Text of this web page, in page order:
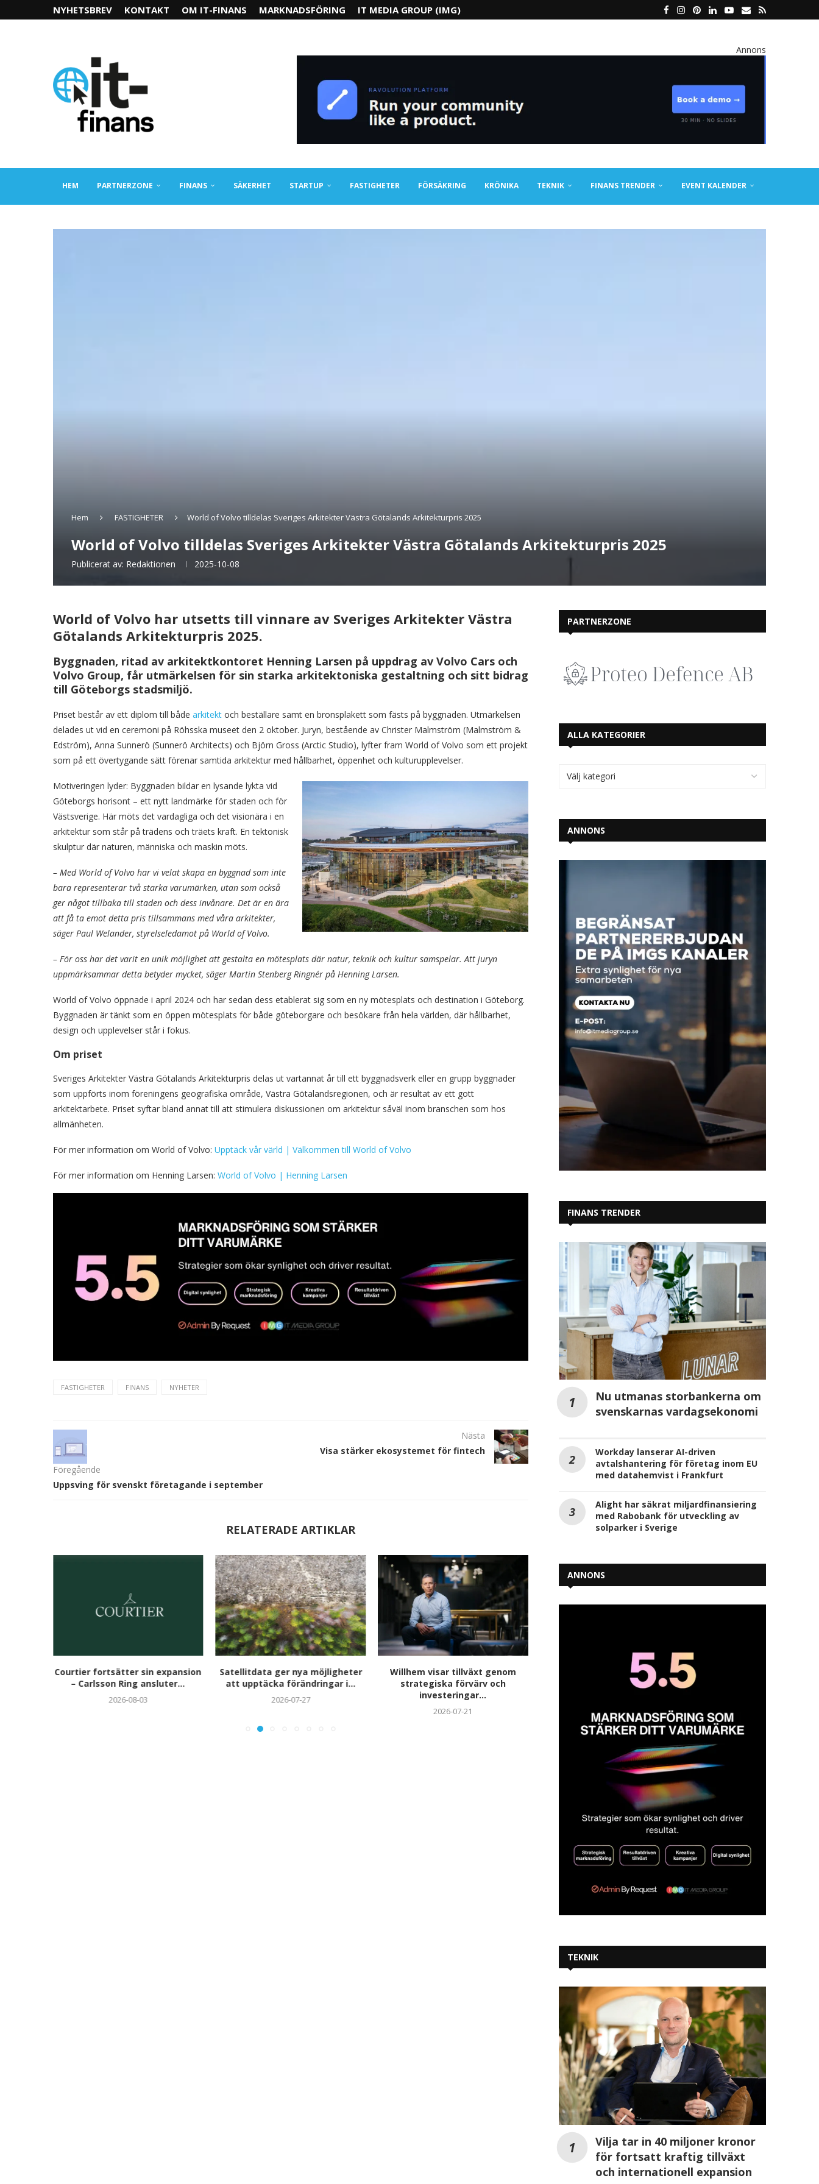
NYHETSBREV KONTAKT OM IT-FINANS MARKNADSFÖRING IT MEDIA GROUP (IMG)
Annons
HEM PARTNERZONE FINANS SÄKERHET STARTUP FASTIGHETER FÖRSÄKRING KRÖNIKA TEKNIK FINANS TRENDER EVENT KALENDER
Hem FASTIGHETER World of Volvo tilldelas Sveriges Arkitekter Västra Götalands Arkitekturpris 2025
World of Volvo tilldelas Sveriges Arkitekter Västra Götalands Arkitekturpris 2025
Publicerat av: Redaktionen 2025-10-08
World of Volvo har utsetts till vinnare av Sveriges Arkitekter Västra
Götalands Arkitekturpris 2025.
Byggnaden, ritad av arkitektkontoret Henning Larsen på uppdrag av Volvo Cars och
Volvo Group, får utmärkelsen för sin starka arkitektoniska gestaltning och sitt bidrag
till Göteborgs stadsmiljö.
Priset består av ett diplom till både arkitekt och beställare samt en bronsplakett som fästs på byggnaden. Utmärkelsen
delades ut vid en ceremoni på Röhsska museet den 2 oktober. Juryn, bestående av Christer Malmström (Malmström &
Edström), Anna Sunnerö (Sunnerö Architects) och Björn Gross (Arctic Studio), lyfter fram World of Volvo som ett projekt
som på ett övertygande sätt förenar samtida arkitektur med hållbarhet, öppenhet och kulturupplevelser.
Motiveringen lyder: Byggnaden bildar en lysande lykta vid
Göteborgs horisont – ett nytt landmärke för staden och för
Västsverige. Här möts det vardagliga och det visionära i en
arkitektur som står på trädens och träets kraft. En tektonisk
skulptur där naturen, människa och maskin möts.
– Med World of Volvo har vi velat skapa en byggnad som inte
bara representerar två starka varumärken, utan som också
ger något tillbaka till staden och dess invånare. Det är en ära
att få ta emot detta pris tillsammans med våra arkitekter,
säger Paul Welander, styrelseledamot på World of Volvo.
– För oss har det varit en unik möjlighet att gestalta en mötesplats där natur, teknik och kultur samspelar. Att juryn
uppmärksammar detta betyder mycket, säger Martin Stenberg Ringnér på Henning Larsen.
World of Volvo öppnade i april 2024 och har sedan dess etablerat sig som en ny mötesplats och destination i Göteborg.
Byggnaden är tänkt som en öppen mötesplats för både göteborgare och besökare från hela världen, där hållbarhet,
design och upplevelser står i fokus.
Om priset
Sveriges Arkitekter Västra Götalands Arkitekturpris delas ut vartannat år till ett byggnadsverk eller en grupp byggnader
som uppförts inom föreningens geografiska område, Västra Götalandsregionen, och är resultat av ett gott
arkitektarbete. Priset syftar bland annat till att stimulera diskussionen om arkitektur såväl inom branschen som hos
allmänheten.
För mer information om World of Volvo: Upptäck vår värld | Välkommen till World of Volvo
För mer information om Henning Larsen: World of Volvo | Henning Larsen
FASTIGHETER FINANS NYHETER
Föregående
Uppsving för svenskt företagande i september
Nästa
Visa stärker ekosystemet för fintech
RELATERADE ARTIKLAR
Courtier fortsätter sin expansion
– Carlsson Ring ansluter...
2026-08-03
Satellitdata ger nya möjligheter
att upptäcka förändringar i...
2026-07-27
Willhem visar tillväxt genom
strategiska förvärv och
investeringar...
2026-07-21
Nordec levererar stommen till
Hitachi Energys utbyggnad i...
PARTNERZONE
ALLA KATEGORIER
ANNONS
FINANS TRENDER
Nu utmanas storbankerna om
svenskarnas vardagsekonomi
Workday lanserar AI-driven
avtalshantering för företag inom EU
med datahemvist i Frankfurt
Alight har säkrat miljardfinansiering
med Rabobank för utveckling av
solparker i Sverige
ANNONS
TEKNIK
Vilja tar in 40 miljoner kronor
för fortsatt kraftig tillväxt
och internationell expansion